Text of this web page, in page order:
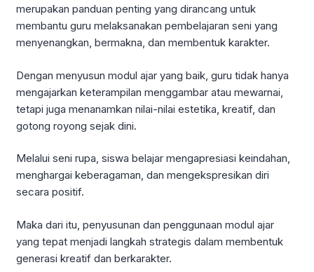
merupakan panduan penting yang dirancang untuk
membantu guru melaksanakan pembelajaran seni yang
menyenangkan, bermakna, dan membentuk karakter.
Dengan menyusun modul ajar yang baik, guru tidak hanya
mengajarkan keterampilan menggambar atau mewarnai,
tetapi juga menanamkan nilai-nilai estetika, kreatif, dan
gotong royong sejak dini.
Melalui seni rupa, siswa belajar mengapresiasi keindahan,
menghargai keberagaman, dan mengekspresikan diri
secara positif.
Maka dari itu, penyusunan dan penggunaan modul ajar
yang tepat menjadi langkah strategis dalam membentuk
generasi kreatif dan berkarakter.